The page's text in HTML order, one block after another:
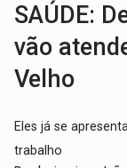
SAÚDE:
vão
Velho
Eles já se
trabalho